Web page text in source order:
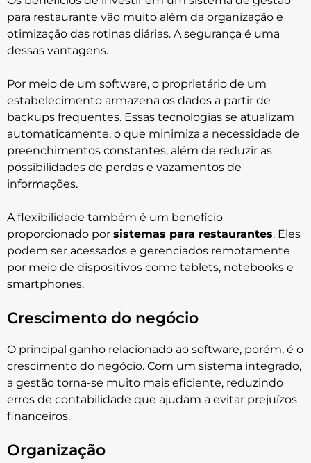
para restaurante vão muito além da organização e
otimização das rotinas diárias. A segurança é uma
dessas vantagens.
Por meio de um software, o proprietário de um
estabelecimento armazena os dados a partir de
backups frequentes. Essas tecnologias se atualizam
automaticamente, o que minimiza a necessidade de
preenchimentos constantes, além de reduzir as
possibilidades de perdas e vazamentos de
informações.
A flexibilidade também é um benefício
proporcionado por sistemas para restaurantes. Eles
podem ser acessados e gerenciados remotamente
por meio de dispositivos como tablets, notebooks e
smartphones.
Crescimento do negócio
O principal ganho relacionado ao software, porém, é o
crescimento do negócio. Com um sistema integrado,
a gestão torna-se muito mais eficiente, reduzindo
erros de contabilidade que ajudam a evitar prejuízos
financeiros.
Organização